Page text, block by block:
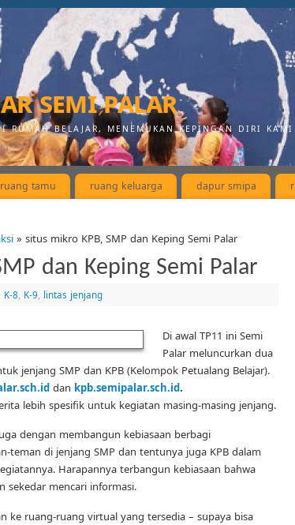
semi palar
RUMAH BELAJAR, MENEMUKAN KEPINGAN DIRI
ruang tamu ruang keluarga dapur smipa
» situs mikro KPB, SMP dan Keping Semi Palar
dan Keping Semi Palar
K-8 K-9 lintas jenjang
Di awal TP11 ini Semi
Palar meluncurkan dua
jenjang SMP dan KPB (Kelompok Petualang Belajar).
dan kpb.semipalar.sch.id.
lebih spesifik untuk kegiatan masing-masing jenjang.
dengan membangun kebiasaan berbagi
teman di jenjang SMP dan tentunya juga KPB dalam
Harapannya terbangun kebiasaan bahwa
sekedar mencari informasi.
ke ruang-ruang virtual yang tersedia – supaya bisa